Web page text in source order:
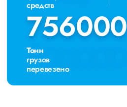
средств
756000
756000
Тонн
грузов
перевезено